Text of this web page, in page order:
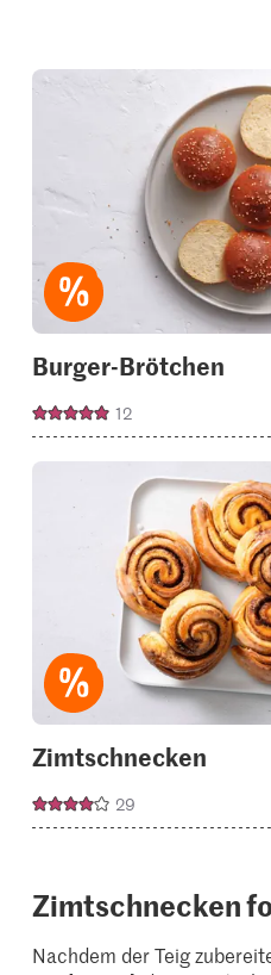
Burger-Brötchen
12
Zimtschnecken
29
Zimtschnecken
Nachdem der Teig